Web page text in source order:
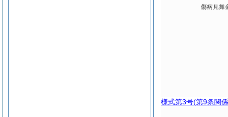
様式第3号(第9条関